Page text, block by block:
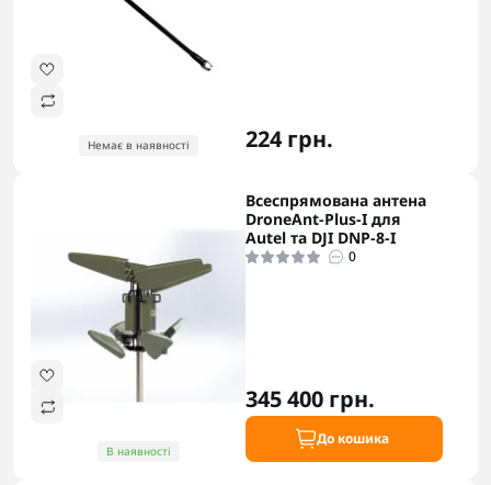
Немає в наявності 224 грн.
В наявності
Всеспрямована антена
DroneAnt-Plus-I для
Autel та DJI DNP-8-I
0
345 400 грн.
До кошика